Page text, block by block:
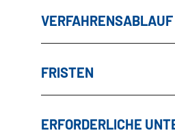
VERFAHRENSABLAUF
FRISTEN
ERFORDERLICHE